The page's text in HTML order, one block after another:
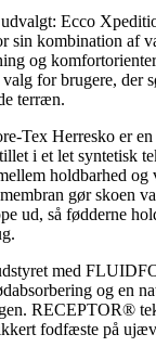
Ecco
sin kombination af
og
for brugere, der
terræn.
Tex Herresko er
i et let syntetisk
holdbarhed og
gør skoen
ud, så fødderne
med
og en
RECEPTOR®
fodfæste på